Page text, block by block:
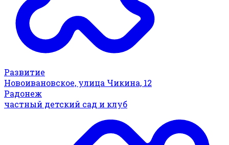
Развитие
Новоивановское, улица Чикина, 12
Радонеж
частный детский сад и клуб